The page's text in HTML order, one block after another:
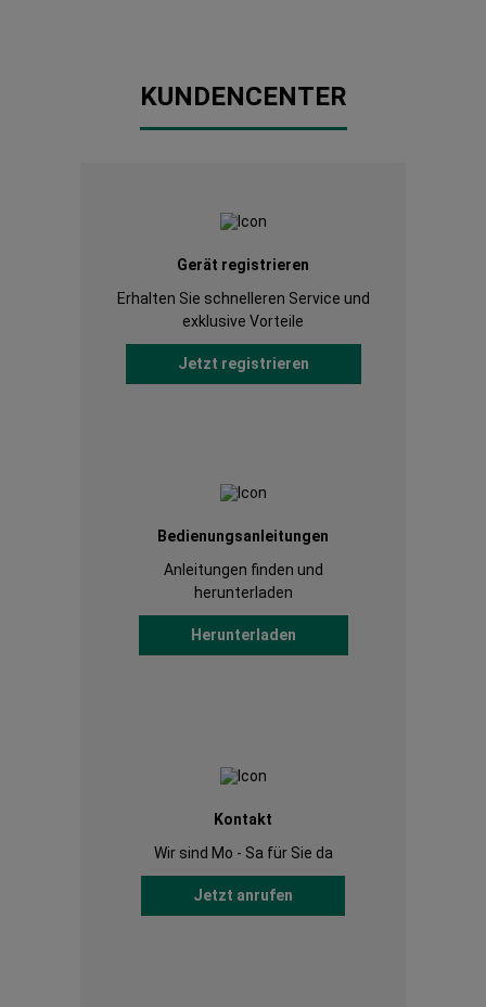
KUNDENCENTER
Gerät registrieren
Erhalten Sie schnelleren Service und
exklusive Vorteile
Jetzt registrieren
Bedienungsanleitungen
Anleitungen finden und
herunterladen
Herunterladen
Kontakt
Wir sind Mo - Sa für Sie da
Jetzt anrufen